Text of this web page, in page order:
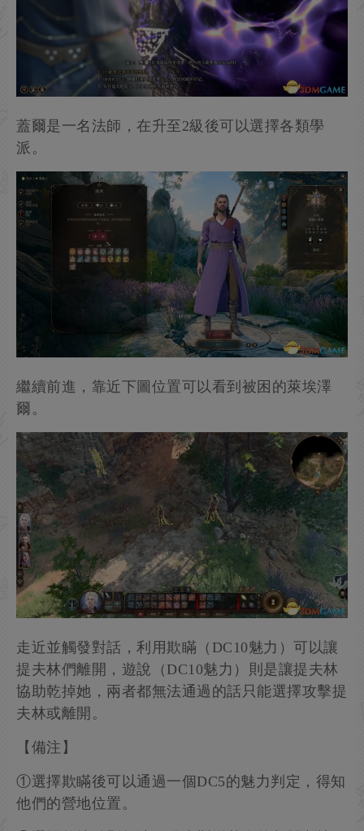
此人名為蓋爾，需要通過判定才能將他從法陣裡拉
出來（DC7力量或DC10敏捷）。
蓋爾是一名法師，在升至2級後可以選擇各類學
繼續前進，靠近下圖位置可以看到被困的萊埃澤
爾。